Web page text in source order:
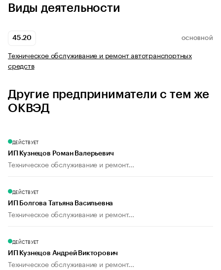
Виды деятельности
45.20 ОСНОВНОЙ
Техническое обслуживание и ремонт автотранспортных
средств
Другие предприниматели с тем же
ОКВЭД
ДЕЙСТВУЕТ
ИП Кузнецов Роман Валерьевич
Техническое обслуживание и ремонт...
ДЕЙСТВУЕТ
ИП Болгова Татьяна Васильевна
Техническое обслуживание и ремонт...
ДЕЙСТВУЕТ
ИП Кузнецов Андрей Викторович
Техническое обслуживание и ремонт...